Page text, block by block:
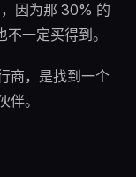
因为那 30% 的
一定买得到。
商，是找到一个
。